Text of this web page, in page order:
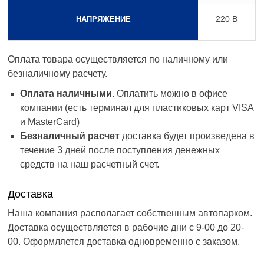
НАПРЯЖЕНИЕ 220 B
Оплата товара осуществляется по наличному или
безналичному расчету.
Оплата наличными.Оплатить можно в офисе
компании (есть терминал для пластиковых карт VISA
и MasterCard)
Безналичный расчет доставка будет произведена в
течение 3 дней после поступления денежных
средств на наш расчетный счет.
Доставка
Наша компания располагает собственным автопарком.
Доставка осуществляется в рабочие дни с 9-00 до 20-
00. Оформляется доставка одновременно с заказом.